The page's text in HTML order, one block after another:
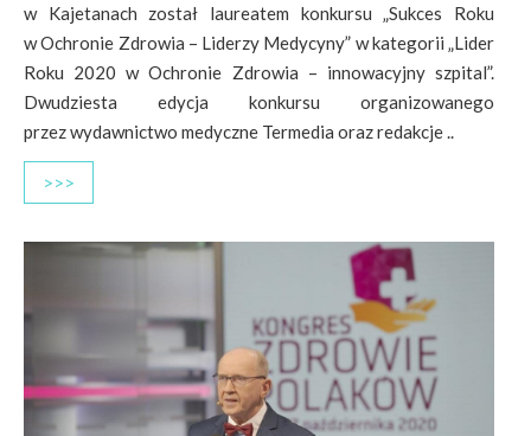
w Kajetanach został laureatem konkursu „Sukces Roku
w Ochronie Zdrowia – Liderzy Medycyny” w kategorii „Lider
Roku 2020 w Ochronie Zdrowia – innowacyjny szpital”.
Dwudziesta edycja konkursu organizowanego
przez wydawnictwo medyczne Termedia oraz redakcje ..
>>>